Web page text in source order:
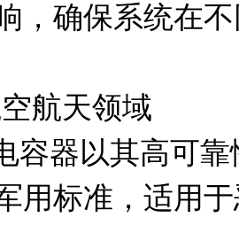
，确保系统在
用标准，适用